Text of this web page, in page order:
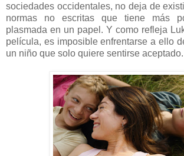
sociedades occidentales, no deja de
normas no escritas que tiene más
plasmada en un papel. Y como refleja
película, es imposible enfrentarse a ello
un niño que solo quiere sentirse aceptado.